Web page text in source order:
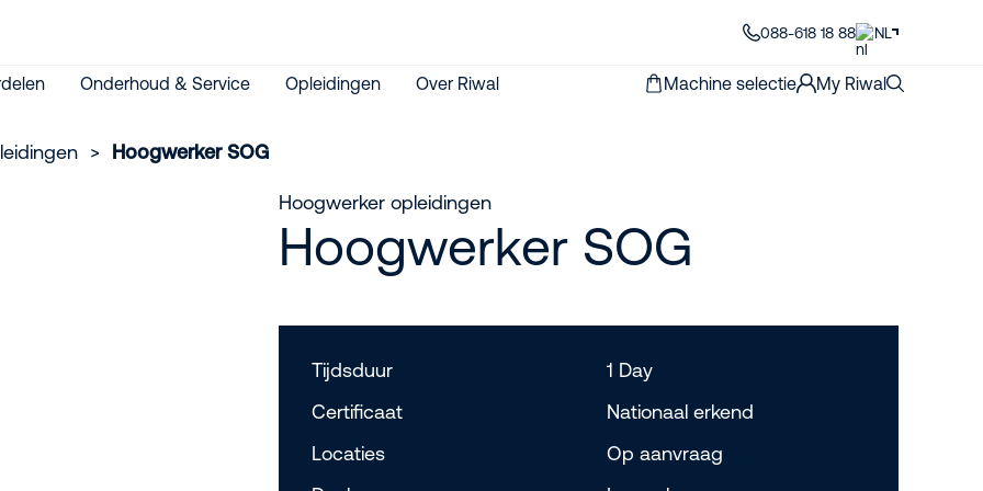
088-618 18 88 NL
Onderhoud & Service Opleidingen Over Riwal Machine selectie My Riwal
> Hoogwerker SOG
Hoogwerker opleidingen
Hoogwerker SOG
Tijdsduur
1 Day
Certificaat
Nationaal erkend
Locaties
Op aanvraag